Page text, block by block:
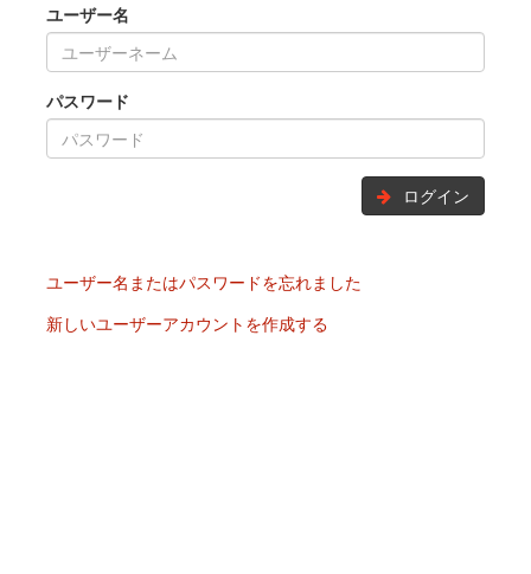
ユーザー名
パスワード
ログイン
ユーザー名またはパスワードを忘れました
新しいユーザーアカウントを作成する